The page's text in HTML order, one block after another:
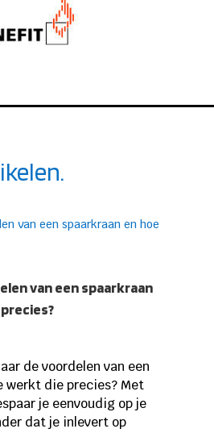
van een spaarkraan
de voordelen van een
werkt die precies? Met
je eenvoudig op je
dat je inlevert op